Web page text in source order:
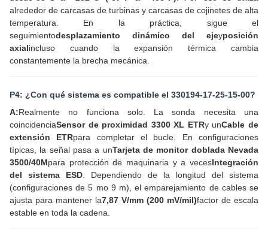
alrededor de carcasas de turbinas y carcasas de cojinetes de alta
temperatura. En la práctica, sigue el
seguimientodesplazamiento dinámico del ejeyposición
axialincluso cuando la expansión térmica cambia
constantemente la brecha mecánica.
P4: ¿Con qué sistema es compatible el 330194-17-25-15-00?
A:Realmente no funciona solo. La sonda necesita una
coincidenciaSensor de proximidad 3300 XL ETRy unCable de
extensión ETRpara completar el bucle. En configuraciones
típicas, la señal pasa a unTarjeta de monitor doblada Nevada
3500/40Mpara protección de maquinaria y a vecesIntegración
del sistema ESD . Dependiendo de la longitud del sistema
(configuraciones de 5 mo 9 m), el emparejamiento de cables se
ajusta para mantener la7,87 V/mm (200 mV/mil)factor de escala
estable en toda la cadena.